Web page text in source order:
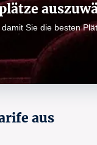
Sie die besten
aus